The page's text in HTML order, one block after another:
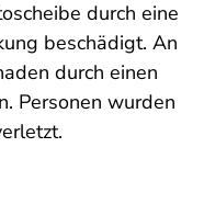
durch eine
beschädigt. An
durch einen
Personen wurden